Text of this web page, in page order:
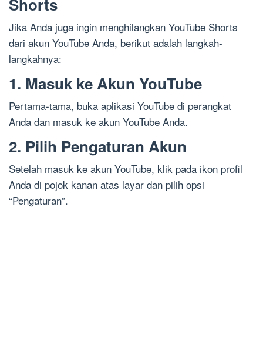
Shorts
Jika Anda juga ingin menghilangkan YouTube Shorts
dari akun YouTube Anda, berikut adalah langkah-
langkahnya:
1. Masuk ke Akun YouTube
Pertama-tama, buka aplikasi YouTube di perangkat
Anda dan masuk ke akun YouTube Anda.
2. Pilih Pengaturan Akun
Setelah masuk ke akun YouTube, klik pada ikon profil
Anda di pojok kanan atas layar dan pilih opsi
“Pengaturan”.